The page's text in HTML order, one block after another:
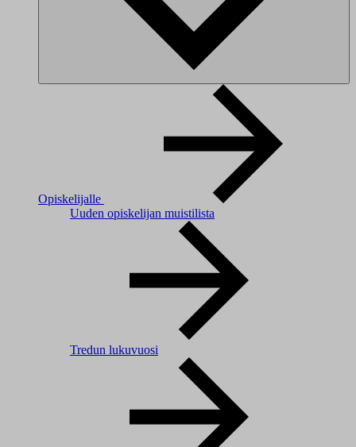
Opiskelijalle
Uuden opiskelijan muistilista
Tredun lukuvuosi